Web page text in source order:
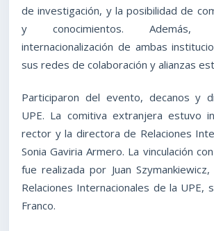
de investigación, y la posibilidad de
y conocimientos. Además,
internacionalización de ambas
sus redes de colaboración y alianzas
Participaron del evento, decanos y
UPE. La comitiva extranjera estuvo
rector y la directora de Relaciones
Sonia Gaviria Armero. La vinculación
fue realizada por Juan Szymankiewicz,
Relaciones Internacionales de la UPE,
Franco.